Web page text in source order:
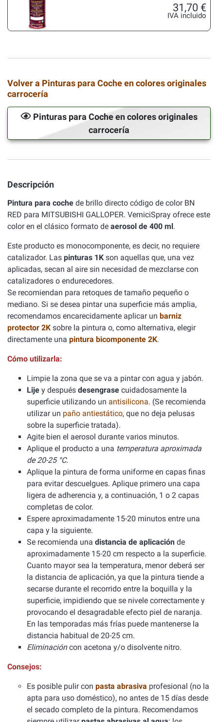
31,70 €
IVA incluido
Volver a Pinturas para Coche en colores originales
carrocería
Pinturas para Coche en colores originales
carrocería
Descripción
Pintura para coche de brillo directo código de color BN
RED para MITSUBISHI GALLOPER. VerniciSpray ofrece este
color en el clásico formato de aerosol de 400 ml.
Este producto es monocomponente, es decir, no requiere
catalizador. Las pinturas 1K son aquellas que, una vez
aplicadas, secan al aire sin necesidad de mezclarse con
catalizadores o endurecedores.
Se recomiendan para retoques de tamaño pequeño o
mediano. Si se desea pintar una superficie más amplia,
recomendamos encarecidamente aplicar un barniz
protector 2K sobre la pintura o, como alternativa, elegir
directamente una pintura bicomponente 2K.
Cómo utilizarla:
Limpie la zona que se va a pintar con agua y jabón.
Lije y después desengrase cuidadosamente la
superficie utilizando un antisilicona. (Se recomienda
utilizar un paño antiestático, que no deja pelusas
sobre la superficie tratada).
Agite bien el aerosol durante varios minutos.
Aplique el producto a una temperatura aproximada
de 20-25 °C.
Aplique la pintura de forma uniforme en capas finas
para evitar descuelgues. Aplique primero una capa
ligera de adherencia y, a continuación, 1 o 2 capas
completas de color.
Espere aproximadamente 15-20 minutos entre una
capa y la siguiente.
Se recomienda una distancia de aplicación de
aproximadamente 15-20 cm respecto a la superficie.
Cuanto mayor sea la temperatura, menor deberá ser
la distancia de aplicación, ya que la pintura tiende a
secarse durante el recorrido entre la boquilla y la
superficie, impidiendo que se nivele correctamente y
provocando el desagradable efecto piel de naranja.
En las temporadas más frías puede mantenerse la
distancia habitual de 20-25 cm.
Eliminacióncon acetona y/o disolvente nitro.
Consejos:
Es posible pulir con pasta abrasiva profesional (no la
apta para uso doméstico), no antes de 15 días desde
el secado completo de la pintura. Recomendamos